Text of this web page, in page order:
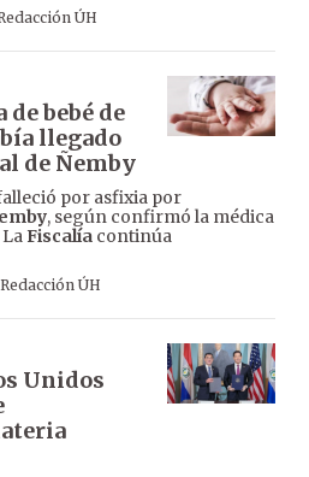
ÚH
bebé de
llegado
de Ñemby
por asfixia por
, según confirmó la médica
LaFiscalía continúa
Redacción ÚH
Unidos